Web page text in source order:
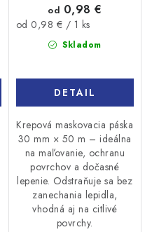
Skladom
od 0,98 €
Jednotková
od 0,98 € / 1 ks
DETAIL
Krepová maskovacia páska
30 mm × 50 m – ideálna
na maľovanie, ochranu
povrchov a dočasné
lepenie. Odstraňuje sa bez
zanechania lepidla,
vhodná aj na citlivé
povrchy.